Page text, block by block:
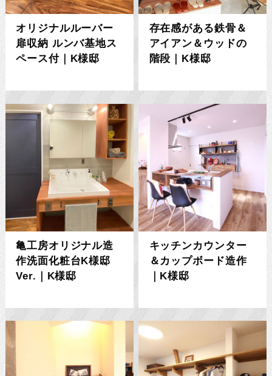
オリジナルルーバー
扉収納 ルンバ基地ス
ペース付｜K様邸
存在感がある鉄骨＆
アイアン＆ウッドの
階段｜K様邸
亀工房オリジナル造
作洗面化粧台K様邸
Ver.｜K様邸
キッチンカウンター
＆カップボード造作
｜K様邸